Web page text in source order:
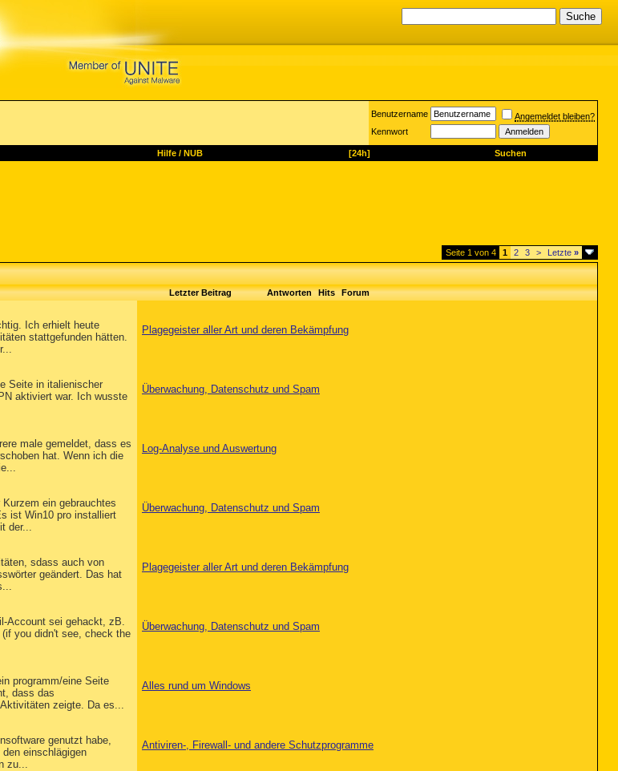
Benutzername
Angemeldet bleiben?
Kennwort
Hilfe/ NUB [24h] Suchen
Seite 1 von 4 1 2 3 > Letzte »
Letzter Beitrag Antworten Hits Forum
Ich erhielt heute
stattgefunden hätten.
Plagegeister aller Art und deren Bekämpfung
Seite in italienischer
aktiviert war. Ich wusste
Überwachung, Datenschutz und Spam
male gemeldet, dass es
hat. Wenn ich die
Log-Analyse und Auswertung
ein gebrauchtes
ist Win10 pro installiert
der...
Überwachung, Datenschutz und Spam
sdass auch von
geändert. Das hat
Plagegeister aller Art und deren Bekämpfung
Account sei gehackt, zB.
​yo​u ​di​dn​'t​ s​ee​, ​ch​ec​k ​th​e
Überwachung, Datenschutz und Spam
programm/eine Seite
dass das
zeigte. Da es...
Alles rund um Windows
genutzt habe,
einschlägigen
zu...
Antiviren-, Firewall- und andere Schutzprogramme